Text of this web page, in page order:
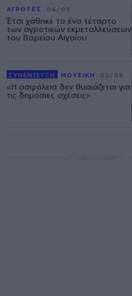
ΑΓΡΟΤΕΣ 06/08
Έτσι χάθηκε το ένα τέταρτο
των αγροτικών εκμεταλλεύσεων
του Βορείου Αιγαίου
ΣΥΝΕΝΤΕΥΞΗ ΜΟΥΣΙΚΗ 05/08
«Η ασφάλεια δεν θυσιάζεται για
τις δημόσιες σχέσεις»